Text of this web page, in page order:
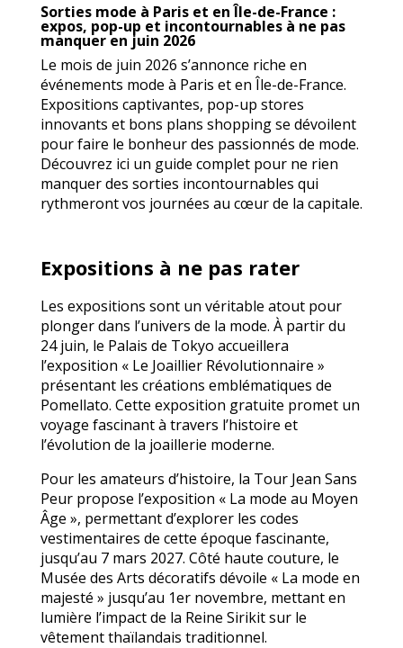
Sorties mode à Paris et en Île-de-France :
expos, pop-up et incontournables à ne pas
manquer en juin 2026
Le mois de juin 2026 s’annonce riche en
événements mode à Paris et en Île-de-France.
Expositions captivantes, pop-up stores
innovants et bons plans shopping se dévoilent
pour faire le bonheur des passionnés de mode.
Découvrez ici un guide complet pour ne rien
manquer des sorties incontournables qui
rythmeront vos journées au cœur de la capitale.
Expositions à ne pas rater
Les expositions sont un véritable atout pour
plonger dans l’univers de la mode. À partir du
24 juin, le Palais de Tokyo accueillera
l’exposition « Le Joaillier Révolutionnaire »
présentant les créations emblématiques de
Pomellato. Cette exposition gratuite promet un
voyage fascinant à travers l’histoire et
l’évolution de la joaillerie moderne.
Pour les amateurs d’histoire, la Tour Jean Sans
Peur propose l’exposition « La mode au Moyen
Âge », permettant d’explorer les codes
vestimentaires de cette époque fascinante,
jusqu’au 7 mars 2027. Côté haute couture, le
Musée des Arts décoratifs dévoile « La mode en
majesté » jusqu’au 1er novembre, mettant en
lumière l’impact de la Reine Sirikit sur le
vêtement thaïlandais traditionnel.